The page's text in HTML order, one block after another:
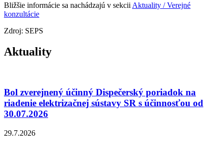
Bližšie informácie sa nachádzajú v sekcii Aktuality / Verejné
konzultácie
Zdroj: SEPS
Aktuality
Bol zverejnený účinný Dispečerský poriadok na
riadenie elektrizačnej sústavy SR s účinnosťou od
30.07.2026
29.7.2026